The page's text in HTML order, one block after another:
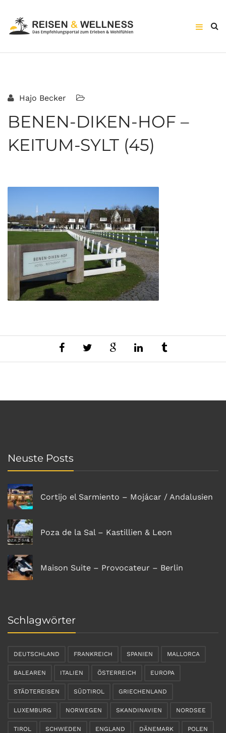
Hajo Becker
BENEN-DIKEN-HOF –
KEITUM-SYLT (45)
Neuste Posts
Cortijo el Sarmiento – Mojácar / Andalusien
Poza de la Sal – Kastillien & Leon
Maison Suite – Provocateur – Berlin
Schlagwörter
DEUTSCHLAND FRANKREICH SPANIEN MALLORCA
BALEAREN ITALIEN ÖSTERREICH EUROPA
STÄDTEREISEN SÜDTIROL GRIECHENLAND
LUXEMBURG NORWEGEN SKANDINAVIEN NORDSEE
TIROL SCHWEDEN ENGLAND DÄNEMARK POLEN